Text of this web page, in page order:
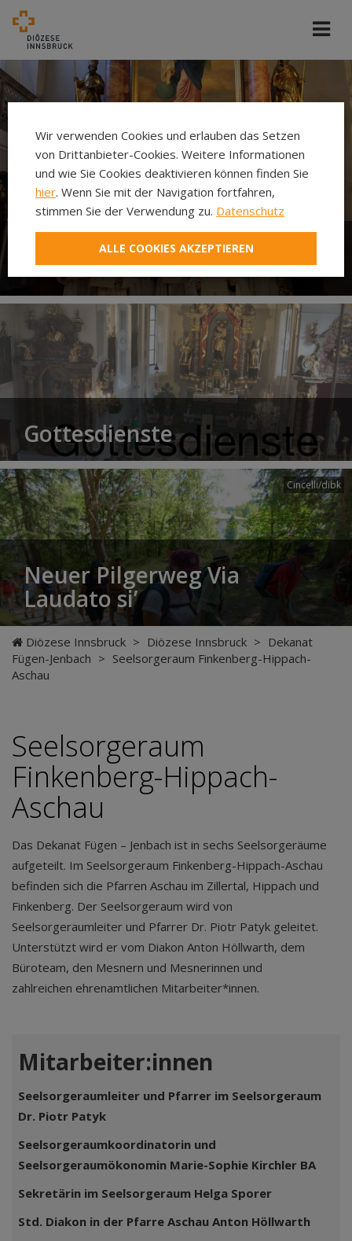
Ministrieren
Gottesdienste
Cincelli/dibk
Neuer Pilgerweg Via
Laudato si’
Diözese Innsbruck > Diözese Innsbruck > Dekanat
Fügen-Jenbach > Seelsorgeraum Finkenberg-Hippach-
Aschau
Seelsorgeraum
Finkenberg-Hippach-
Aschau
Das Dekanat Fügen – Jenbach ist in sechs Seelsorgeräume
aufgeteilt. Im Seelsorgeraum Finkenberg-Hippach-Aschau
befinden sich die Pfarren Aschau im Zillertal, Hippach und
Finkenberg. Der Seelsorgeraum wird von
Seelsorgeraumleiter und Pfarrer Dr. Piotr Patyk geleitet.
Unterstützt wird er vom Diakon Anton Höllwarth, dem
Büroteam, den Mesnern und Mesnerinnen und
zahlreichen ehrenamtlichen Mitarbeiter*innen.
Mitarbeiter:innen
Seelsorgeraumleiter und Pfarrer im Seelsorgeraum
Dr. Piotr Patyk
Seelsorgeraumkoordinatorin und
Seelsorgeraumökonomin Marie-Sophie Kirchler BA
Sekretärin im Seelsorgeraum Helga Sporer
Std. Diakon in der Pfarre Aschau Anton Höllwarth
Wir verwenden Cookies und erlauben das Setzen
von Drittanbieter-Cookies. Weitere Informationen
und wie Sie Cookies deaktivieren können finden Sie
hier. Wenn Sie mit der Navigation fortfahren,
stimmen Sie der Verwendung zu. Datenschutz
ALLE COOKIES AKZEPTIEREN